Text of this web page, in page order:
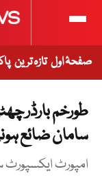
صفحۂ اول تازہ ترین
طورخم بارڈر
سامان ضائع